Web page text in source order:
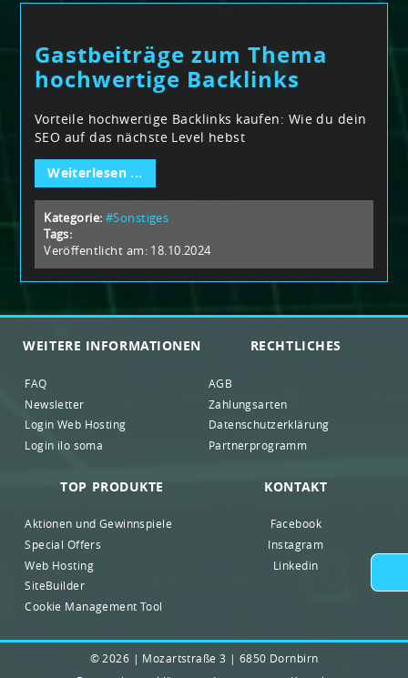
Gastbeiträge zum Thema
hochwertige Backlinks
Vorteile hochwertige Backlinks kaufen: Wie du dein
SEO auf das nächste Level hebst
Weiterlesen ...
Kategorie: #Sonstiges
Tags:
Veröffentlicht am: 18.10.2024
WEITERE INFORMATIONEN
FAQ
Newsletter
Login Web Hosting
Login ilo soma
RECHTLICHES
AGB
Zahlungsarten
Datenschutzerklärung
Partnerprogramm
TOP PRODUKTE
Aktionen und Gewinnspiele
Special Offers
Web Hosting
SiteBuilder
Cookie Management Tool
KONTAKT
Facebook
Instagram
Linkedin
© 2026 | Mozartstraße 3 | 6850 Dornbirn